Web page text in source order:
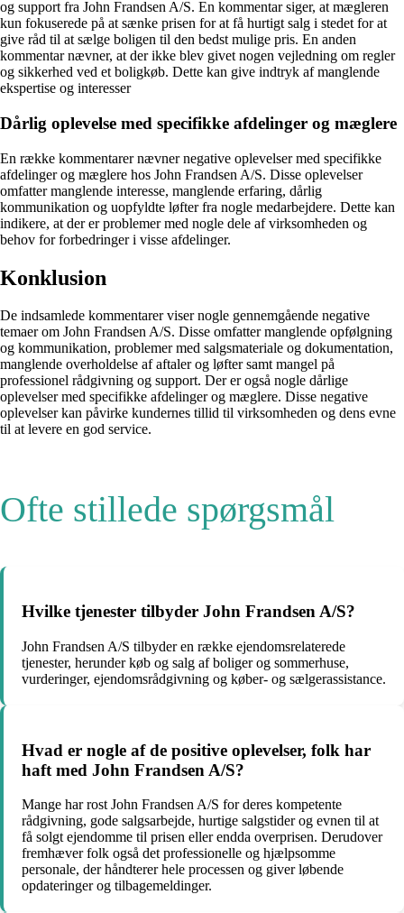
og support fra John Frandsen A/S. En kommentar siger, at mægleren
kun fokuserede på at sænke prisen for at få hurtigt salg i stedet for at
give råd til at sælge boligen til den bedst mulige pris. En anden
kommentar nævner, at der ikke blev givet nogen vejledning om regler
og sikkerhed ved et boligkøb. Dette kan give indtryk af manglende
ekspertise og interesser
Dårlig oplevelse med specifikke afdelinger og mæglere
En række kommentarer nævner negative oplevelser med specifikke
afdelinger og mæglere hos John Frandsen A/S. Disse oplevelser
omfatter manglende interesse, manglende erfaring, dårlig
kommunikation og uopfyldte løfter fra nogle medarbejdere. Dette kan
indikere, at der er problemer med nogle dele af virksomheden og
behov for forbedringer i visse afdelinger.
Konklusion
De indsamlede kommentarer viser nogle gennemgående negative
temaer om John Frandsen A/S. Disse omfatter manglende opfølgning
og kommunikation, problemer med salgsmateriale og dokumentation,
manglende overholdelse af aftaler og løfter samt mangel på
professionel rådgivning og support. Der er også nogle dårlige
oplevelser med specifikke afdelinger og mæglere. Disse negative
oplevelser kan påvirke kundernes tillid til virksomheden og dens evne
til at levere en god service.
Ofte stillede spørgsmål
Hvilke tjenester tilbyder John Frandsen A/S?
John Frandsen A/S tilbyder en række ejendomsrelaterede
tjenester, herunder køb og salg af boliger og sommerhuse,
vurderinger, ejendomsrådgivning og køber- og sælgerassistance.
Hvad er nogle af de positive oplevelser, folk har
haft med John Frandsen A/S?
Mange har rost John Frandsen A/S for deres kompetente
rådgivning, gode salgsarbejde, hurtige salgstider og evnen til at
få solgt ejendomme til prisen eller endda overprisen. Derudover
fremhæver folk også det professionelle og hjælpsomme
personale, der håndterer hele processen og giver løbende
opdateringer og tilbagemeldinger.